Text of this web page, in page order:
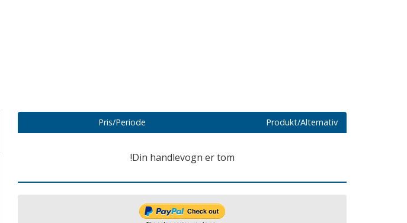
Produkt/Alternativ
Pris/Periode
Din handlevogn er tom!